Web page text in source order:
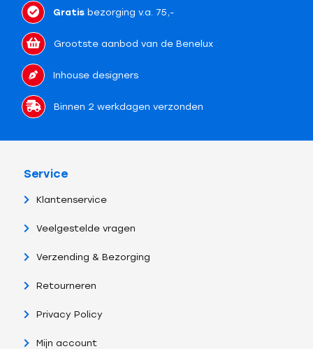
Gratisbezorging v.a. 75,-
Grootste aanbod van de Benelux
Inhouse designers
Binnen 2 werkdagen verzonden
Service
Klantenservice
Veelgestelde vragen
Verzending & Bezorging
Retourneren
Privacy Policy
Mijn account